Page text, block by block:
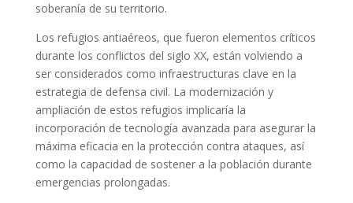
soberanía de su territorio.
Los refugios antiaéreos, que fueron elementos críticos
durante los conflictos del siglo XX, están volviendo a
ser considerados como infraestructuras clave en la
estrategia de defensa civil. La modernización y
ampliación de estos refugios implicaría la
incorporación de tecnología avanzada para asegurar la
máxima eficacia en la protección contra ataques, así
como la capacidad de sostener a la población durante
emergencias prolongadas.